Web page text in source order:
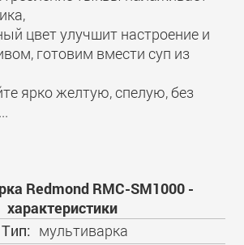
цвет улучшит настроение и
готовим вмести суп из
ярко желтую, спелую, без
Redmond RMC-SM1000 -
характеристики
Тип: мультиварка